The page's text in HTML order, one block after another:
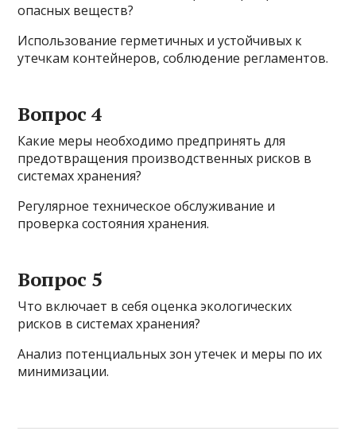
опасных веществ?
Использование герметичных и устойчивых к
утечкам контейнеров, соблюдение регламентов.
Вопрос 4
Какие меры необходимо предпринять для
предотвращения производственных рисков в
системах хранения?
Регулярное техническое обслуживание и
проверка состояния хранения.
Вопрос 5
Что включает в себя оценка экологических
рисков в системах хранения?
Анализ потенциальных зон утечек и меры по их
минимизации.